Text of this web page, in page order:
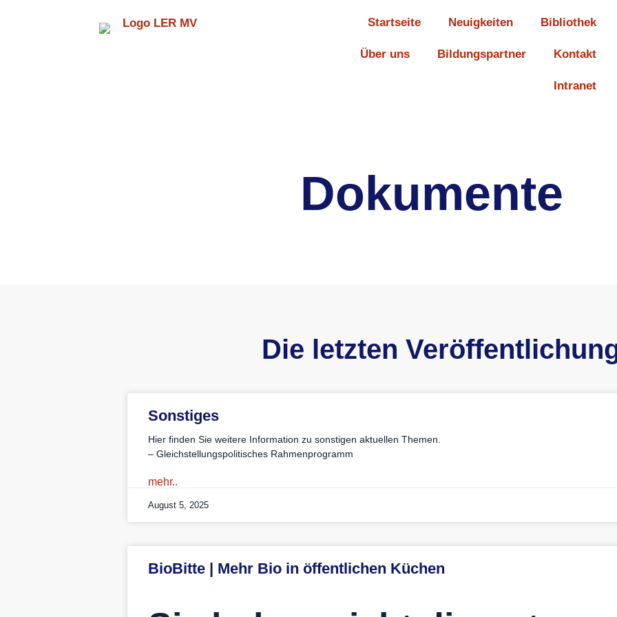
Startseite Neuigkeiten Bibliothek
Über uns Bildungspartner Kontakt
Intranet
Dokumente
Die letzten
Sonstiges
Hier finden Sie weitere Information zu sonstigen aktuellen Themen.
– Gleichstellungspolitisches Rahmenprogramm
mehr..
August 5, 2025
BioBitte | Mehr Bio in öffentlichen Küchen